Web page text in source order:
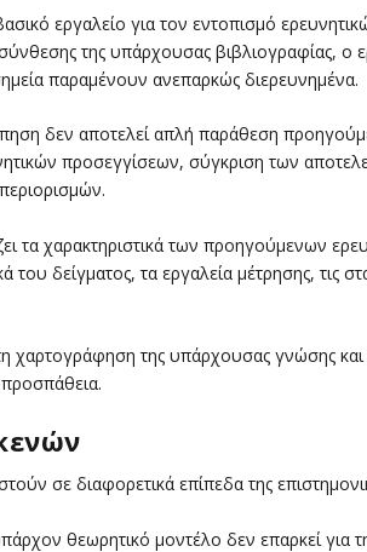
εργαλείο για τον εντοπισμό
της υπάρχουσας βιβλιογραφίας, ο
παραμένουν ανεπαρκώς διερευνημένα.
δεν αποτελεί απλή παράθεση
προσεγγίσεων, σύγκριση των
τα χαρακτηριστικά των προηγούμενων
του δείγματος, τα εργαλεία μέτρησης, τις
χαρτογράφηση της υπάρχουσας γνώσης και
σε διαφορετικά επίπεδα της
θεωρητικό μοντέλο δεν επαρκεί για